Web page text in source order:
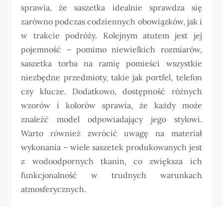
sprawia, że saszetka idealnie sprawdza się
zarówno podczas codziennych obowiązków, jak i
w trakcie podróży. Kolejnym atutem jest jej
pojemność – pomimo niewielkich rozmiarów,
saszetka torba na ramię pomieści wszystkie
niezbędne przedmioty, takie jak portfel, telefon
czy klucze. Dodatkowo, dostępność różnych
wzorów i kolorów sprawia, że każdy może
znaleźć model odpowiadający jego stylowi.
Warto również zwrócić uwagę na materiał
wykonania – wiele saszetek produkowanych jest
z wodoodpornych tkanin, co zwiększa ich
funkcjonalność w trudnych warunkach
atmosferycznych.